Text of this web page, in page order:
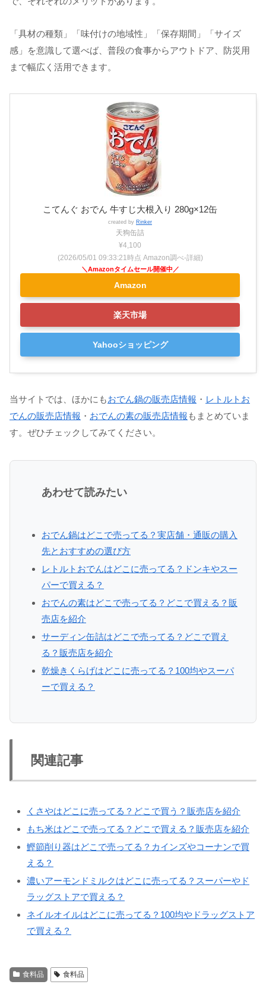
「具材の種類」「味付けの地域性」「保存期間」「サイズ
感」を意識して選べば、普段の食事からアウトドア、防災用
まで幅広く活用できます。
こてんぐ おでん 牛すじ大根入り 280g×12缶
created by Rinker
天狗缶詰
¥4,100
(2026/05/01 09:33:21時点 Amazon調べ-詳細)
Amazon
楽天市場
Yahooショッピング
当サイトでは、ほかにもおでん鍋の販売店情報 ・ レトルトお
でんの販売店情報 ・ おでんの素の販売店情報 もまとめていま
す。ぜひチェックしてみてください。
あわせて読みたい
おでん鍋はどこで売ってる？実店舗・通販の購入
先とおすすめの選び方
レトルトおでんはどこに売ってる？ドンキやスー
パーで買える？
おでんの素はどこで売ってる？どこで買える？販
売店を紹介
サーディン缶詰はどこで売ってる？どこで買え
る？販売店を紹介
乾燥きくらげはどこに売ってる？100均やスーパ
ーで買える？
関連記事
くさやはどこに売ってる？どこで買う？販売店を紹介
もち米はどこで売ってる？どこで買える？販売店を紹介
鰹節削り器はどこで売ってる？カインズやコーナンで買
える？
濃いアーモンドミルクはどこに売ってる？スーパーやド
ラッグストアで買える？
ネイルオイルはどこに売ってる？100均やドラッグストア
で買える？
食料品 食料品